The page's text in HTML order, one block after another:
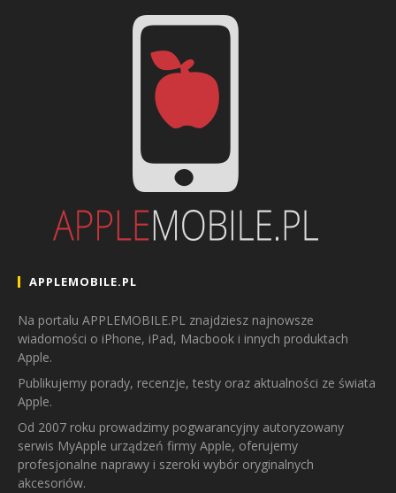
APPLEMOBILE.PL
Na portalu APPLEMOBILE.PL znajdziesz najnowsze
wiadomości o iPhone, iPad, Macbook i innych produktach
Apple.
Publikujemy porady, recenzje, testy oraz aktualności ze świata
Apple.
Od 2007 roku prowadzimy pogwarancyjny autoryzowany
serwis MyApple urządzeń firmy Apple, oferujemy
profesjonalne naprawy i szeroki wybór oryginalnych
akcesoriów.